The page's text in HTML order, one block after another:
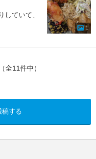
していて、
1
全11件中）
稿する